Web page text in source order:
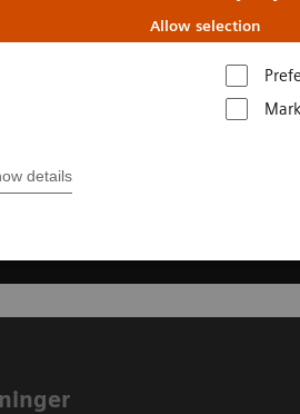
Allow selection
details